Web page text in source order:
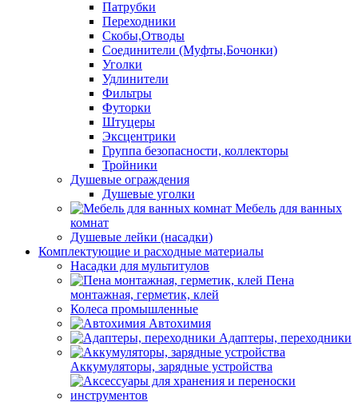
Патрубки
Переходники
Скобы,Отводы
Соединители (Муфты,Бочонки)
Уголки
Удлинители
Фильтры
Футорки
Штуцеры
Эксцентрики
Группа безопасности, коллекторы
Тройники
Душевые ограждения
Душевые уголки
Мебель для ванных
комнат
Душевые лейки (насадки)
Комплектующие и расходные материалы
Насадки для мультитулов
Пена
монтажная, герметик, клей
Колеса промышленные
Автохимия
Адаптеры, переходники
Аккумуляторы, зарядные устройства